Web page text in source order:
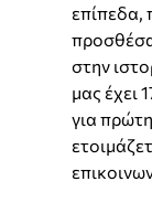
επίπεδα,
στην
μας έχει
για